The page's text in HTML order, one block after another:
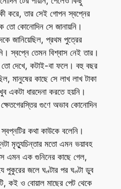
করে, তার সেই গোপন স্বপ্নের
তো কোনোদিন সে জানায়নি।
জানিয়েছিল, প্রথম পুত্রের
স্বপ্নে তেমন বিশ্বাস নেই তার।
দেখে, কটাই-বা ফলে। বহু বছর
মানুষের কাছে সে লাখ লাখ টাকা
একটা ধারদেনা করতে হয়নি।
গুণে অভাব কোনোদিন
কথা কাউকে বলেনি।
মৃত্যুচিন্তার মতো এমন ভয়াবহ
এমন এক গুনিনের কাছে গেল,
পুকুরের জলে ঘণ্টার পর ঘণ্টা ডুব
কই ও বোয়াল মাছের পেট থেকে